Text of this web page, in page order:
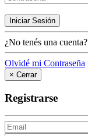
Iniciar Sesión
¿No tenés una cuenta?
Olvidé mi Contraseña
× Cerrar
Registrarse